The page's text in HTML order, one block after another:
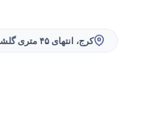
کرج، انتهای ۴۵ متری گلشهر، جنب پمپ بنزین، خیابان حاتمی، پلاک ۳۵